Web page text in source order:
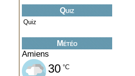
Quiz
Quiz
Météo
Amiens
30 °C